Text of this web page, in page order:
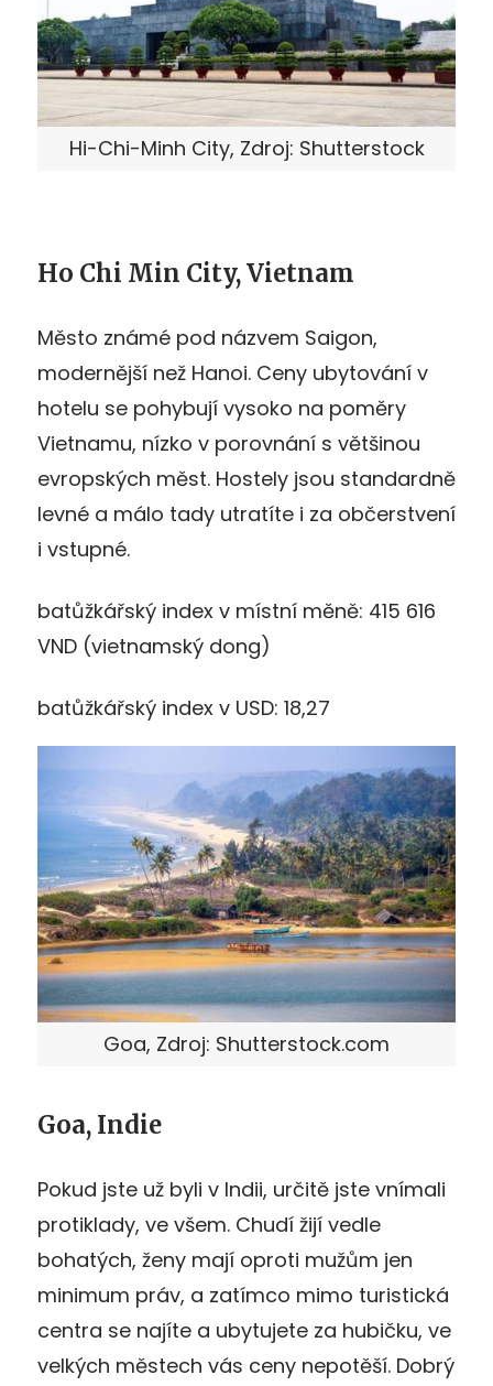
Hi-Chi-Minh City, Zdroj: Shutterstock
Ho Chi Min City, Vietnam
Město známé pod názvem Saigon,
modernější než Hanoi. Ceny ubytování v
hotelu se pohybují vysoko na poměry
Vietnamu, nízko v porovnání s většinou
evropských měst. Hostely jsou standardně
levné a málo tady utratíte i za občerstvení
i vstupné.
batůžkářský index v místní měně: 415 616
VND (vietnamský dong)
batůžkářský index v USD: 18,27
Goa, Zdroj: Shutterstock.com
Goa, Indie
Pokud jste už byli v Indii, určitě jste vnímali
protiklady, ve všem. Chudí žijí vedle
bohatých, ženy mají oproti mužům jen
minimum práv, a zatímco mimo turistická
centra se najíte a ubytujete za hubičku, ve
velkých městech vás ceny nepotěší. Dobrý